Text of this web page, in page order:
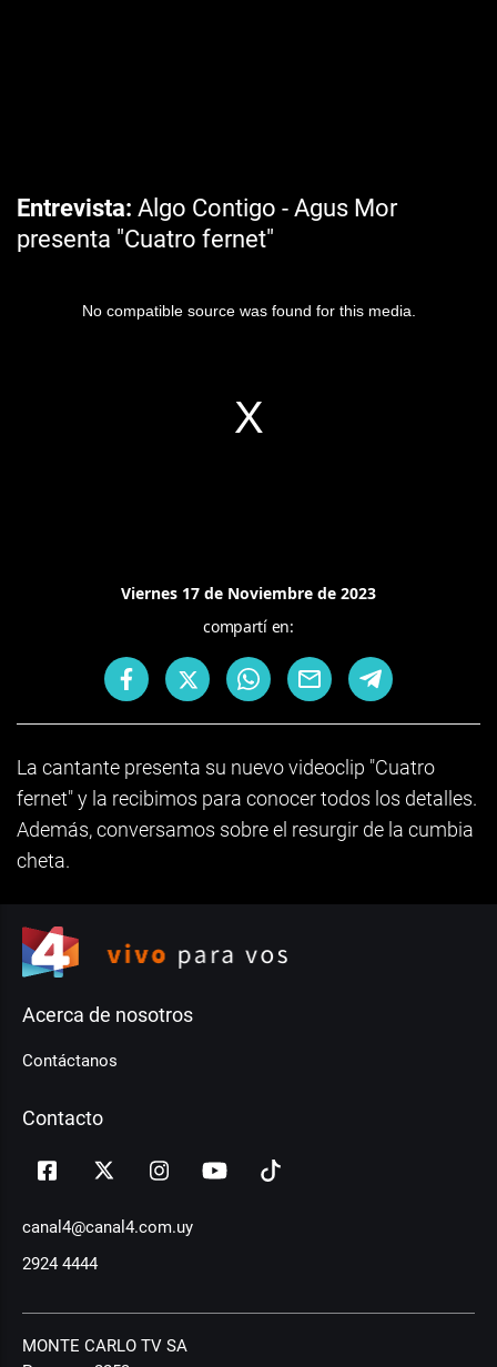
Entrevista Algo Contigo - Agus Mor
presenta "Cuatro fernet"
No compatible source was found for this media.
Viernes 17 de Noviembre de 2023
compartí en:
La cantante presenta su nuevo videoclip "Cuatro
fernet" y la recibimos para conocer todos los detalles.
Además, conversamos sobre el resurgir de la cumbia
cheta.
Acerca de nosotros
Contáctanos
Contacto
canal4@canal4.com.uy
2924 4444
MONTE CARLO TV SA